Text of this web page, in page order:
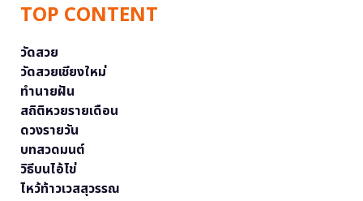
TOP CONTENT
วัดสวย
วัดสวยเชียงใหม่
ทำนายฝัน
สถิติหวยรายเดือน
ดวงรายวัน
บทสวดมนต์
วิธีบนไอ้ไข่
ไหว้ท้าวเวสสุวรรณ